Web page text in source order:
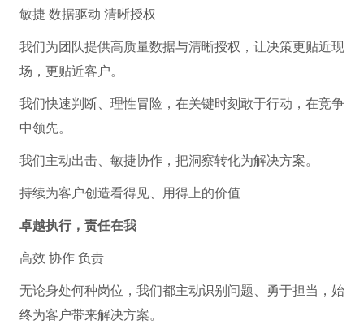
敏捷 数据驱动 清晰授权
我们为团队提供高质量数据与清晰授权，让决策更贴近现
场，更贴近客户。
我们快速判断、理性冒险，在关键时刻敢于行动，在竞争
中领先。
我们主动出击、敏捷协作，把洞察转化为解决方案。
持续为客户创造看得见、用得上的价值
卓越执行，责任在我
高效 协作 负责
无论身处何种岗位，我们都主动识别问题、勇于担当，始
终为客户带来解决方案。